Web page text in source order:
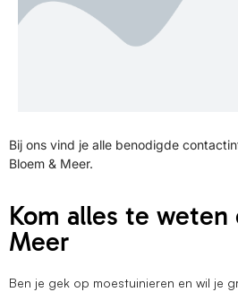
Bij ons vind je alle benodigde
Bloem & Meer.
Kom alles te weten
Meer
Ben je gek op moestuinieren en wil je